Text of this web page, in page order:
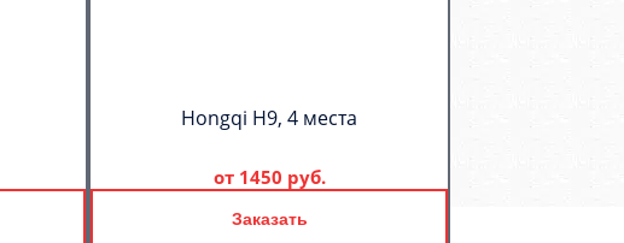
Hongqi H9, 4 места
от 1450 руб.
Заказать